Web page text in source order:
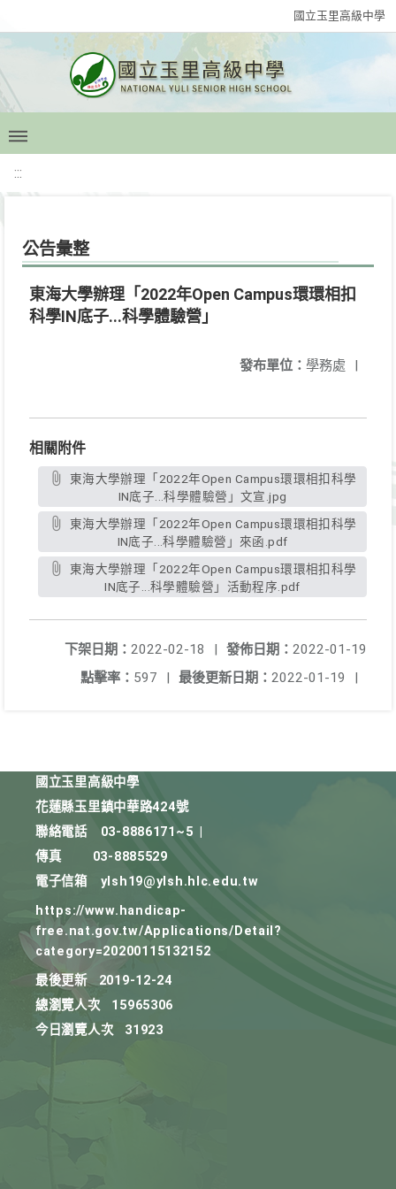
國立玉里高級中學
:::
公告彙整
東海大學辦理「2022年Open Campus環環相扣
科學IN底子...科學體驗營」
發布單位： 學務處 |
相關附件
IN底子...科學體驗營」文宣.jpg
IN底子...科學體驗營」來函.pdf
IN底子...科學體驗營」活動程序.pdf
發佈日期： 2022-01-19
下架日期： 2022-02-18
|
最後更新日期： 2022-01-19 |
點擊率： 597 |
國立玉里高級中學
花蓮縣玉里鎮中華路424號
聯絡電話
03-8886171~5
傳真
03-8885529
電子信箱
ylsh19@ylsh.hlc.edu.tw
https://www.handicap-
free.nat.gov.tw/Applications/Detail?
category=20200115132152
最後更新
2019-12-24
總瀏覽人次
15965306
今日瀏覽人次
31923